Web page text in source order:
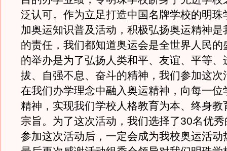
泛认可。作为立足打造中国名牌学校的明珠
加奥运知识普及活动，积极弘扬奥运精神是
的责任，我们都知道奥运会是全世界人民的
的举办是为了弘扬人类和平、友谊、平等、
拔、自强不息、奋斗的精神，我们参加这次
在我们办学理念中融入奥运精神，向每一位
精神，实现我们学校人格教育为本、终身教
宗旨。为了这次活动，我们选择了30名优
参加这次活动后，一定会成为我校奥运活动